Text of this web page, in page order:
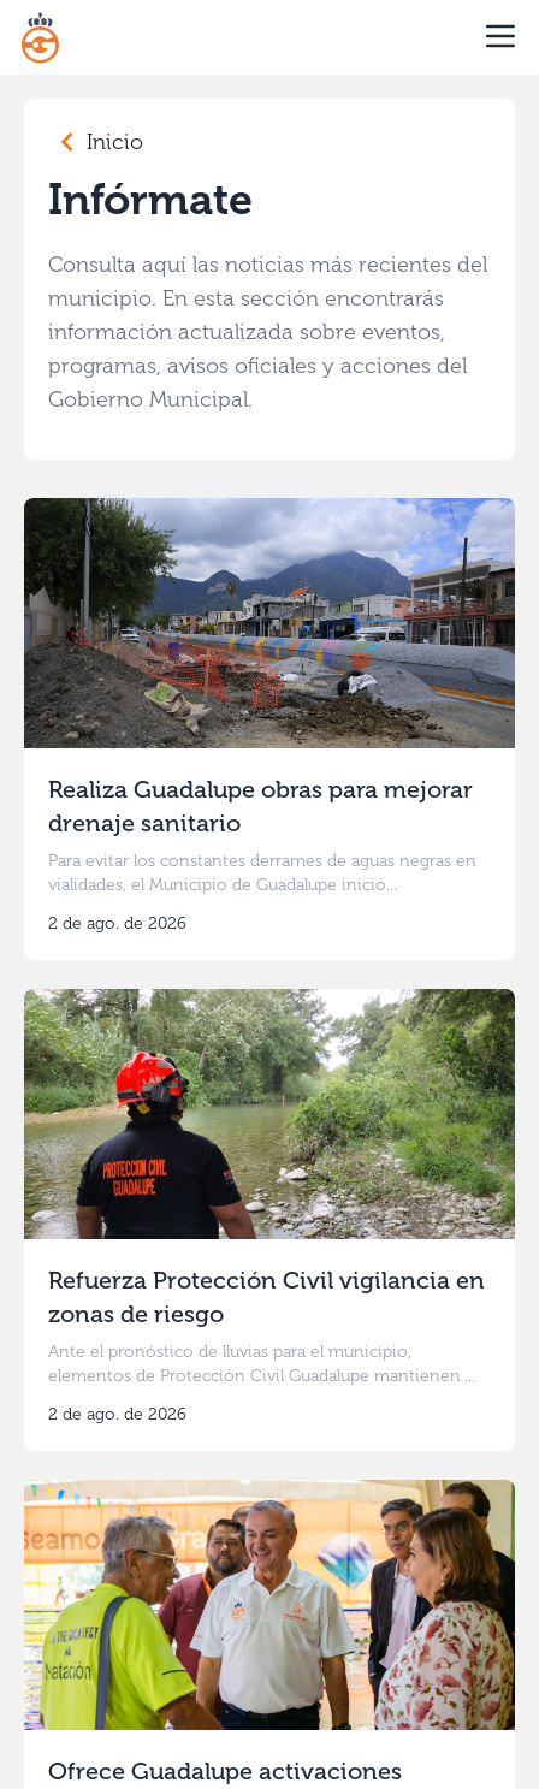
Inicio
Infórmate
Consulta aquí las noticias más recientes del
municipio. En esta sección encontrarás
información actualizada sobre eventos,
programas, avisos oficiales y acciones del
Gobierno Municipal.
Realiza Guadalupe obras para mejorar
drenaje sanitario
Para evitar los constantes derrames de aguas negras en
vialidades, el Municipio de Guadalupe inició...
2 de ago. de 2026
Refuerza Protección Civil vigilancia en
zonas de riesgo
Ante el pronóstico de lluvias para el municipio,
elementos de Protección Civil Guadalupe mantienen ...
2 de ago. de 2026
Ofrece Guadalupe activaciones